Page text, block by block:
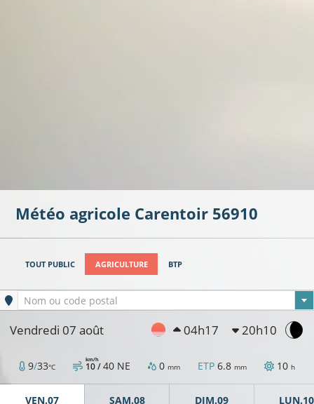
Météo agricole Carentoir 56910
TOUT PUBLIC AGRICULTURE BTP
Ville sélectionnée
Nom ou code postal
Vendredi 07 août 04h17 20h10
9/33°C 10 /
km/h 40 NE 0 mm ETP6.8 mm 10 h
VEN.07 SAM.08 DIM.09 LUN.10